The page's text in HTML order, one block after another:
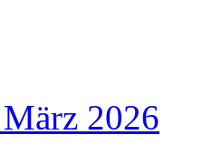
2026